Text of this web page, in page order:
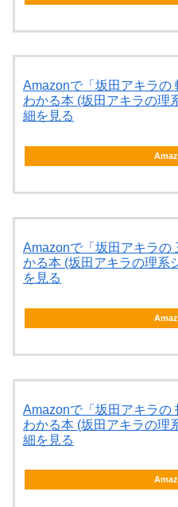
Amazonで「坂田アキラの
わかる本 (坂田アキラの理
細を見る
Amazonで「坂田アキラの
かる本 (坂田アキラの理系
を見る
Amazonで「坂田アキラの
わかる本 (坂田アキラの理
細を見る